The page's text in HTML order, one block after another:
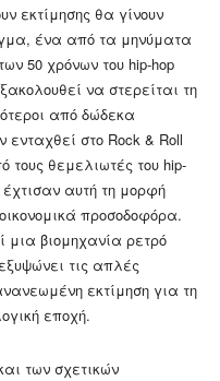
εκτίμησης θα γίνουν
ένα από τα μηνύματα
50 χρόνων του hip-hop
να στερείται τη
από δώδεκα
ενταχθεί στο Rock & Roll
τους θεμελιωτές του hip-
αυτή τη μορφή
προσοδοφόρα.
βιομηχανία ρετρό
τις απλές
εκτίμηση για τη
εποχή.
των σχετικών